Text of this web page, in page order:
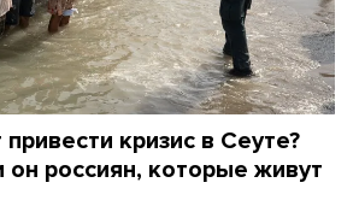
кризис в Сеуте?
он россиян, которые живут